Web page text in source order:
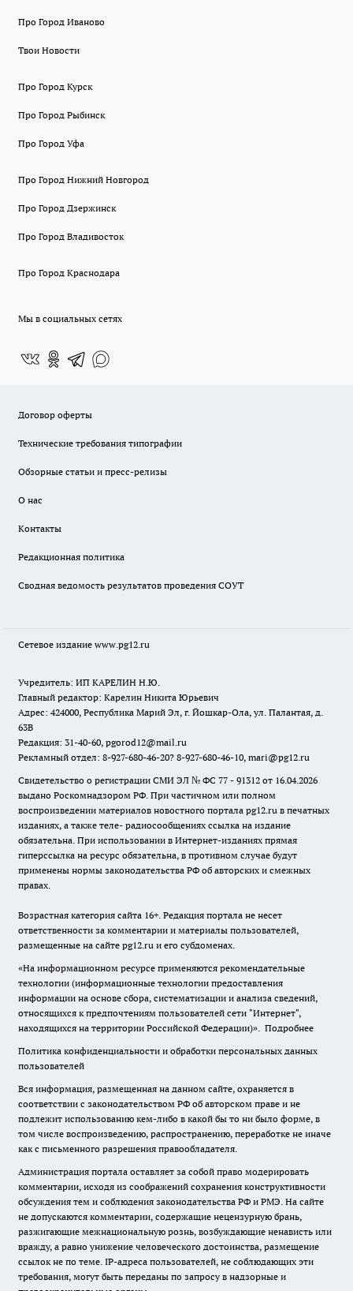
Про Город Иваново
Твои Новости
Про Город Курск
Про Город Рыбинск
Про Город Уфа
Про Город Нижний Новгород
Про Город Дзержинск
Про Город Владивосток
Про Город Краснодара
Мы в социальных сетях
Договор оферты
Технические требования типографии
Обзорные статьи и пресс-релизы
О нас
Контакты
Редакционная политика
Сводная ведомость результатов проведения СОУТ
Сетевое издание www.pg12.ru
Учредитель: ИП КАРЕЛИН Н.Ю.
Главный редактор: Карелин Никита Юрьевич
Адрес: 424000, Республика Марий Эл, г. Йошкар-Ола, ул. Палантая, д.
63В
Редакция: 31-40-60, pgorod12@mail.ru
Рекламный отдел: 8-927-680-46-20? 8-927-680-46-10, mari@pg12.ru
Свидетельство о регистрации СМИ ЭЛ № ФС 77 - 91312 от 16.04.2026
выдано Роскомнадзором РФ. При частичном или полном
воспроизведении материалов новостного портала pg12.ru в печатных
изданиях, а также теле- радиосообщениях ссылка на издание
обязательна. При использовании в Интернет-изданиях прямая
гиперссылка на ресурс обязательна, в противном случае будут
применены нормы законодательства РФ об авторских и смежных
правах.
Возрастная категория сайта 16+. Редакция портала не несет
ответственности за комментарии и материалы пользователей,
размещенные на сайте pg12.ru и его субдоменах.
«На информационном ресурсе применяются рекомендательные
технологии (информационные технологии предоставления
информации на основе сбора, систематизации и анализа сведений,
относящихся к предпочтениям пользователей сети "Интернет",
находящихся на территории Российской Федерации)». Подробнее
Политика конфиденциальности и обработки персональных данных
пользователей
Вся информация, размещенная на данном сайте, охраняется в
соответствии с законодательством РФ об авторском праве и не
подлежит использованию кем-либо в какой бы то ни было форме, в
том числе воспроизведению, распространению, переработке не иначе
как с письменного разрешения правообладателя.
Администрация портала оставляет за собой право модерировать
комментарии, исходя из соображений сохранения конструктивности
обсуждения тем и соблюдения законодательства РФ и РМЭ. На сайте
не допускаются комментарии, содержащие нецензурную брань,
разжигающие межнациональную рознь, возбуждающие ненависть или
вражду, а равно унижение человеческого достоинства, размещение
ссылок не по теме. IP-адреса пользователей, не соблюдающих эти
требования, могут быть переданы по запросу в надзорные и